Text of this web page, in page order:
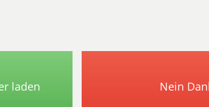
Der klassische
diese Fragen müssen Sie in Ihrem Text auf
Produktgruppe lässt es sich zuordnen?
kann es lösen? Für welche Branchen
Welche Informationen sind für
darüber sein, welche Erwartungen
laden Nein